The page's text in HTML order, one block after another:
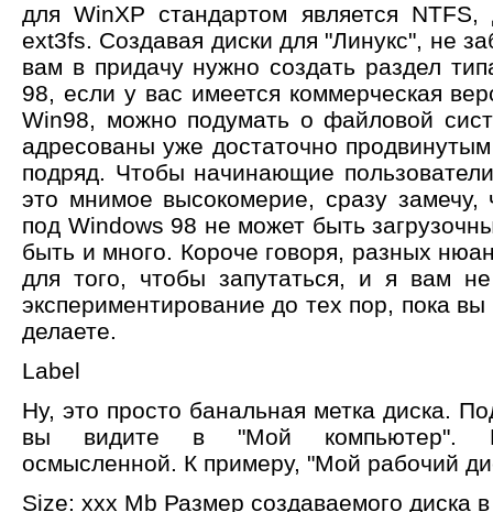
для WinXP стандартом является
ext3fs. Создавая диски для "Линукс", не
вам в придачу нужно создать раздел
98, если у вас имеется коммерческая
Win98, можно подумать о файловой
адресованы уже достаточно
подряд. Чтобы начинающие
это мнимое высокомерие, сразу замечу,
под Windows 98 не может быть
быть и много. Короче говоря, разных
для того, чтобы запутаться, и я вам
экспериментирование до тех пор, пока вы
делаете.
Label
Ну, это просто банальная метка диска.
вы видите в "Мой компьютер".
осмысленной. К примеру, "Мой рабочий
Size: xxx Mb Размер создаваемого диска